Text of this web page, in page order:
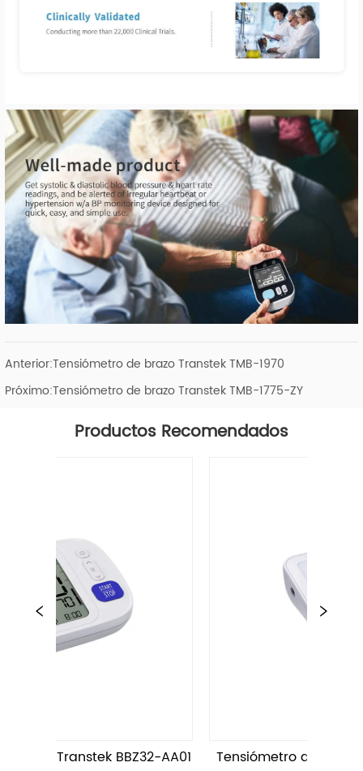
Anterior:Tensiómetro de brazo Transtek TMB-1970
Próximo:Tensiómetro de brazo Transtek TMB-1775-ZY
Productos Recomendados
AA01 Tensiómetro de brazo Transtek TMB-